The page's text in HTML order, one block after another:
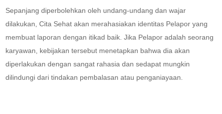
Sepanjang diperbolehkan oleh undang-undang dan wajar
dilakukan, Cita Sehat akan merahasiakan identitas Pelapor yang
membuat laporan dengan itikad baik. Jika Pelapor adalah seorang
karyawan, kebijakan tersebut menetapkan bahwa dia akan
diperlakukan dengan sangat rahasia dan sedapat mungkin
dilindungi dari tindakan pembalasan atau penganiayaan.